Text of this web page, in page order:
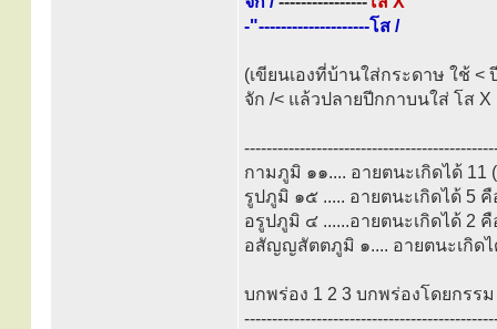
-"--------------------โส /
(เขียนเองที่บ้านใส่กระดาษ ใช้
จัก /< แล้วปลายปีกกาบนใส่ โส X
กามภูมิ ๑๑.... อายตนะเกิดได้ 11
รูปภูมิ ๑๕ ..... อายตนะเกิดได้ 5
อรูปภูมิ ๔ ......อายตนะเกิดได้ 2
อสัญญสัตตภูมิ ๑.... อายตนะเกิด
บกพร่อง 1 2 3 บกพร่องโดยกรร